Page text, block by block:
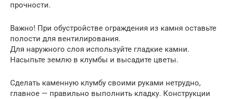
прочности.
Важно! При обустройстве ограждения из камня оставьте
полости для вентилирования.
Для наружного слоя используйте гладкие камни.
Насыпьте землю в клумбы и высадите цветы.
Сделать каменную клумбу своими руками нетрудно,
главное — правильно выполнить кладку. Конструкции